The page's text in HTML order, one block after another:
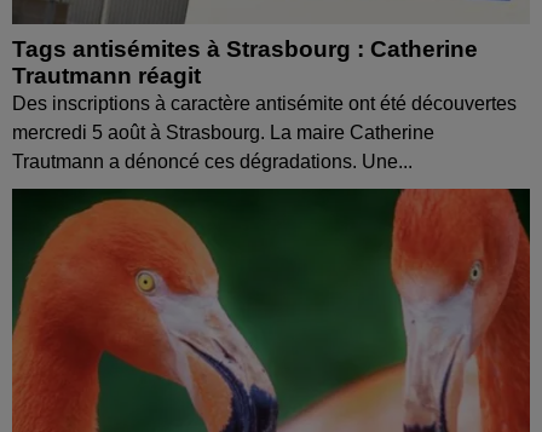
Tags antisémites à Strasbourg : Catherine
Trautmann réagit
Des inscriptions à caractère antisémite ont été découvertes
mercredi 5 août à Strasbourg. La maire Catherine
Trautmann a dénoncé ces dégradations. Une...